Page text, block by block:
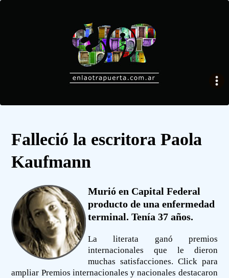
Falleció la escritora Paola
Kaufmann
Murió en Capital Federal
producto de una enfermedad
terminal. Tenía 37 años.
La literata ganó premios
internacionales que le dieron
muchas satisfacciones. Click para
ampliar Premios internacionales y nacionales destacaron